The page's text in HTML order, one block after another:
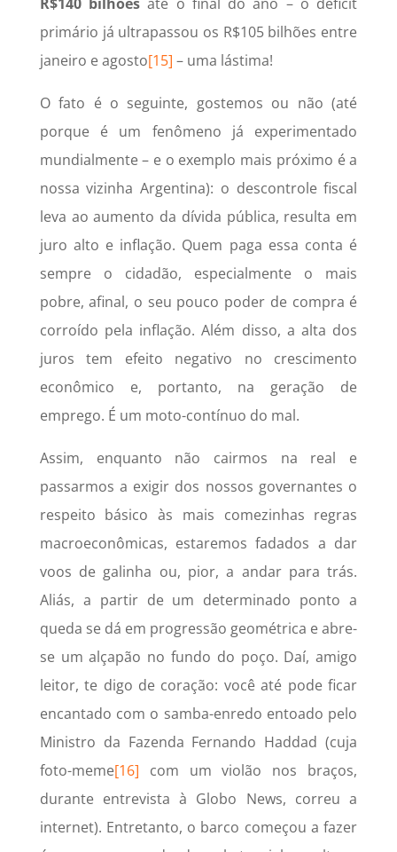
primário já ultrapassou os R$105 bilhões entre
janeiro e agosto[15] – uma lástima!
O fato é o seguinte, gostemos ou não (até
porque é um fenômeno já experimentado
mundialmente – e o exemplo mais próximo é a
nossa vizinha Argentina): o descontrole fiscal
leva ao aumento da dívida pública, resulta em
juro alto e inflação. Quem paga essa conta é
sempre o cidadão, especialmente o mais
pobre, afinal, o seu pouco poder de compra é
corroído pela inflação. Além disso, a alta dos
juros tem efeito negativo no crescimento
econômico e, portanto, na geração de
emprego. É um moto-contínuo do mal.
Assim, enquanto não cairmos na real e
passarmos a exigir dos nossos governantes o
respeito básico às mais comezinhas regras
macroeconômicas, estaremos fadados a dar
voos de galinha ou, pior, a andar para trás.
Aliás, a partir de um determinado ponto a
queda se dá em progressão geométrica e abre-
se um alçapão no fundo do poço. Daí, amigo
leitor, te digo de coração: você até pode ficar
encantado com o samba-enredo entoado pelo
Ministro da Fazenda Fernando Haddad (cuja
foto-meme[16] com um violão nos braços,
durante entrevista à Globo News, correu a
internet). Entretanto, o barco começou a fazer